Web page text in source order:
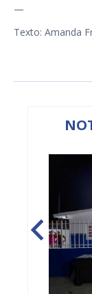
—
Texto: Amanda